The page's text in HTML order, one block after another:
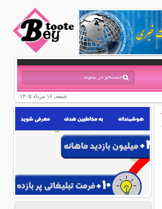
جمعه, ۱۶ مرداد ۱۴۰۵